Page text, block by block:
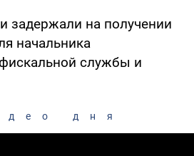
задержали на получении
начальника
службы и
дня